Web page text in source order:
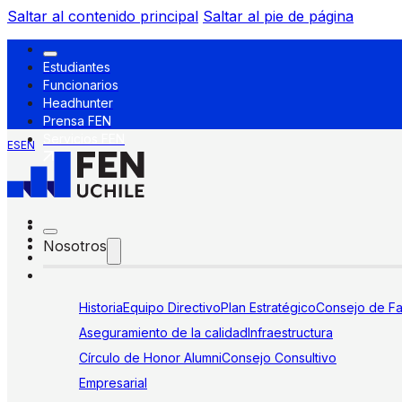
Saltar al contenido principal Saltar al pie de página
Estudiantes
Funcionarios
Headhunter
Prensa FEN
ESEN
Nosotros
HistoriaEquipo DirectivoPlan EstratégicoConsejo de
Aseguramiento de la calidadInfraestructura
Círculo de Honor AlumniConsejo Consultivo
Empresarial